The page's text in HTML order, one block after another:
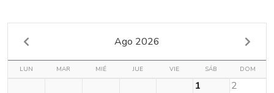
Ago 2026
LUN MAR MIÉ JUE VIE SÁB DOM
1
2